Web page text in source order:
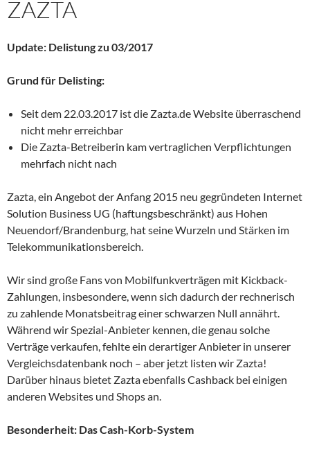
ZAZTA
Update: Delistung zu 03/2017
Grund für Delisting:
Seit dem 22.03.2017 ist die Zazta.de Website überraschend
nicht mehr erreichbar
Die Zazta-Betreiberin kam vertraglichen Verpflichtungen
mehrfach nicht nach
Zazta, ein Angebot der Anfang 2015 neu gegründeten Internet
Solution Business UG (haftungsbeschränkt) aus Hohen
Neuendorf/Brandenburg, hat seine Wurzeln und Stärken im
Telekommunikationsbereich.
Wir sind große Fans von Mobilfunkverträgen mit Kickback-
Zahlungen, insbesondere, wenn sich dadurch der rechnerisch
zu zahlende Monatsbeitrag einer schwarzen Null annährt.
Während wir Spezial-Anbieter kennen, die genau solche
Verträge verkaufen, fehlte ein derartiger Anbieter in unserer
Vergleichsdatenbank noch – aber jetzt listen wir Zazta!
Darüber hinaus bietet Zazta ebenfalls Cashback bei einigen
anderen Websites und Shops an.
Besonderheit: Das Cash-Korb-System